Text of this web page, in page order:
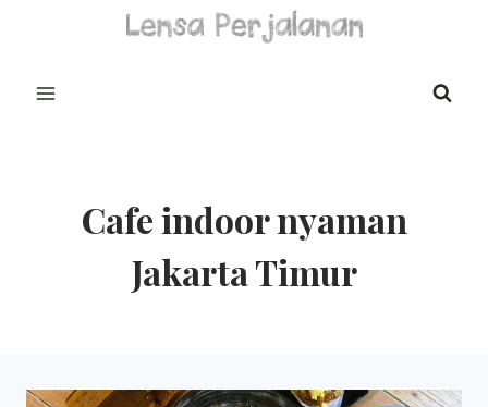
Cafe indoor nyaman
Jakarta Timur